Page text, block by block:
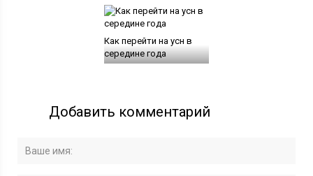
Как перейти на усн в
середине года
Добавить комментарий